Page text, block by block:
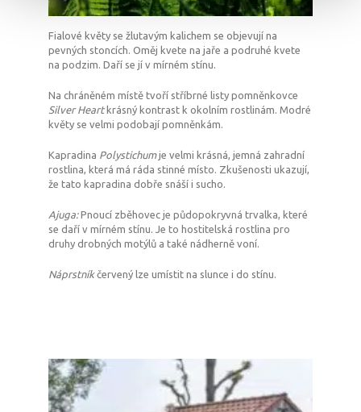
Fialové květy se žlutavým kalichem se objevují na
pevných stoncích. Oměj kvete na jaře a podruhé kvete
na podzim. Daří se jí v mírném stínu.
Na chráněném místě tvoří stříbrné listy pomněnkovce
Silver Heartkrásný kontrast k okolním rostlinám. Modré
květy se velmi podobají pomněnkám.
Kapradina Polystichumje velmi krásná, jemná zahradní
rostlina, která má ráda stinné místo. Zkušenosti ukazují,
že tato kapradina dobře snáší i sucho.
Ajuga:Pnoucí zběhovec je půdopokryvná trvalka, které
se daří v mírném stínu. Je to hostitelská rostlina pro
druhy drobných motýlů a také nádherně voní.
Náprstníkčervený lze umístit na slunce i do stínu.